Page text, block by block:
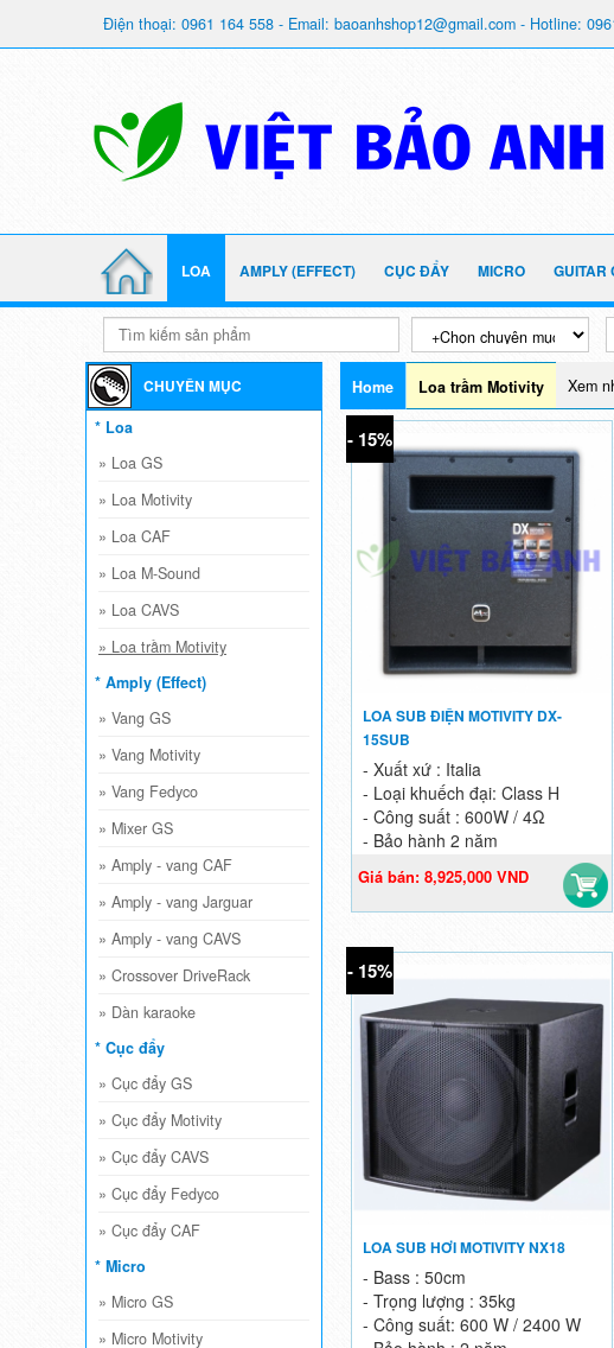
Điện thoại: 0961 164 558 - Email: baoanhshop12@gmail.com - Hotline:
LOA AMPLY (EFFECT) CỤC ĐẨY MICRO GUITAR
CHUYÊN MỤC
* Loa
» Loa GS
» Loa Motivity
» Loa CAF
» Loa M-Sound
» Loa CAVS
» Loa trầm Motivity
* Amply (Effect)
» Vang GS
» Vang Motivity
» Vang Fedyco
» Mixer GS
» Amply - vang CAF
» Amply - vang Jarguar
» Amply - vang CAVS
» Crossover DriveRack
» Dàn karaoke
* Cục đẩy
» Cục đẩy GS
» Cục đẩy Motivity
» Cục đẩy CAVS
» Cục đẩy Fedyco
» Cục đẩy CAF
* Micro
» Micro GS
» Micro Motivity
Home Loa trầm Motivity Xem
- 15%
LOA SUB ĐIỆN MOTIVITY DX-
15SUB
- Xuất xứ : Italia
- Loại khuếch đại: Class H
- Công suất : 600W / 4Ω
- Bảo hành 2 năm
10,500,000 VND
Giá bán: 8,925,000 VND
- 15%
LOA SUB HƠI MOTIVITY NX18
- Bass : 50cm
- Trọng lượng : 35kg
- Công suất: 600 W / 2400 W